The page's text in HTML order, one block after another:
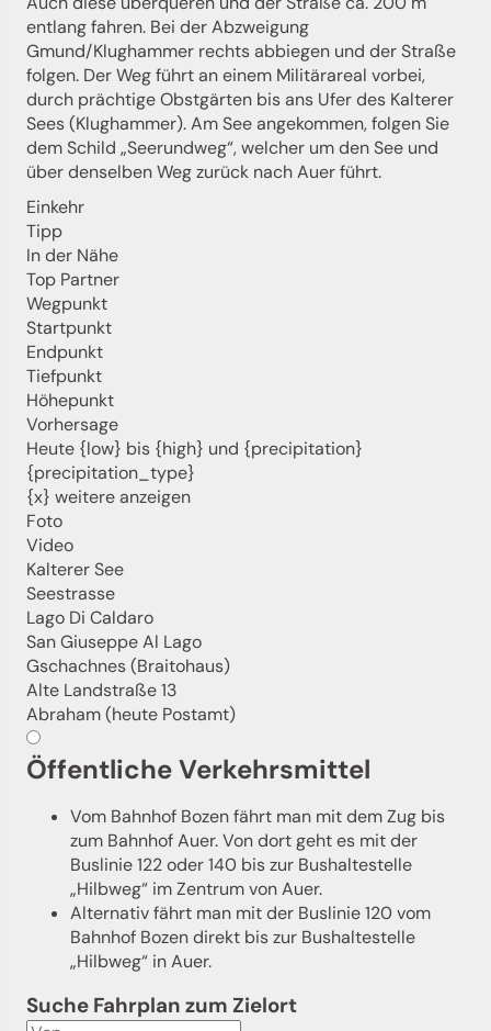
entlang fahren. Bei der Abzweigung
Gmund/Klughammer rechts abbiegen und der Straße
folgen. Der Weg führt an einem Militärareal vorbei,
durch prächtige Obstgärten bis ans Ufer des Kalterer
Sees (Klughammer). Am See angekommen, folgen Sie
dem Schild „Seerundweg“, welcher um den See und
über denselben Weg zurück nach Auer führt.
Einkehr
Tipp
In der Nähe
Top Partner
Wegpunkt
Startpunkt
Endpunkt
Tiefpunkt
Höhepunkt
Vorhersage
Heute {low} bis {high} und {precipitation}
{precipitation_type}
{x} weitere anzeigen
Foto
Video
Kalterer See
Seestrasse
Lago Di Caldaro
San Giuseppe Al Lago
Gschachnes (Braitohaus)
Alte Landstraße 13
Abraham (heute Postamt)
Öffentliche Verkehrsmittel
Vom Bahnhof Bozen fährt man mit dem Zug bis
zum Bahnhof Auer. Von dort geht es mit der
Buslinie 122 oder 140 bis zur Bushaltestelle
„Hilbweg“ im Zentrum von Auer.
Alternativ fährt man mit der Buslinie 120 vom
Bahnhof Bozen direkt bis zur Bushaltestelle
„Hilbweg“ in Auer.
Suche Fahrplan zum Zielort
Jenesien-Newsletter
Jenesien auch in der Ferne immer ganz nah - mit
Melde dich jetzt an und hol dir die neuesten Infos zu
unserer sanften Ferienregion direkt nach Hause.
Wir freuen uns auf dich!